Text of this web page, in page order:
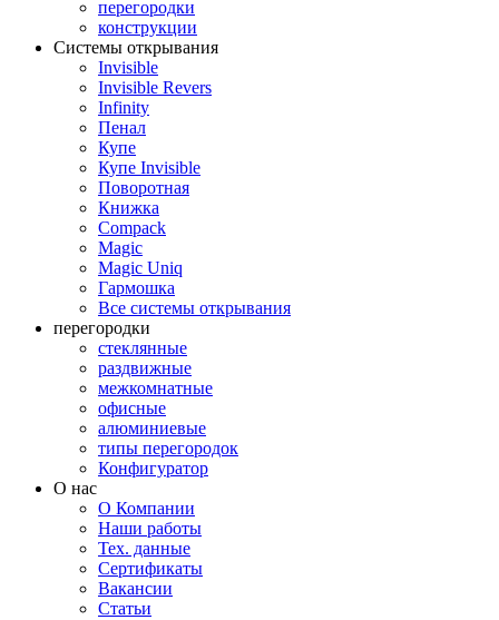
перегородки
конструкции
Системы открывания
Invisible
Invisible Revers
Infinity
Пенал
Купе
Купе Invisible
Поворотная
Книжка
Compack
Magic
Magic Uniq
Гармошка
Все системы открывания
перегородки
стеклянные
раздвижные
межкомнатные
офисные
алюминиевые
типы перегородок
Конфигуратор
О нас
О Компании
Наши работы
Тех. данные
Сертификаты
Вакансии
Статьи